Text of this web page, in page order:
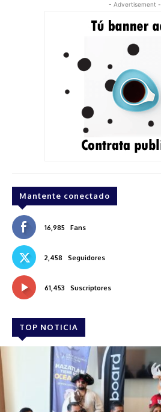
- Advertisement -
Mantente conectado
16,985 Fans
2,458 Seguidores
61,453 Suscriptores
TOP NOTICIA